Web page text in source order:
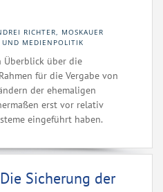
RICHTER, MOSKAUER
UND MEDIENPOLITIK
Überblick über die
für die Vergabe von
der ehemaligen
erst vor relativ
eingeführt haben.
Sicherung der